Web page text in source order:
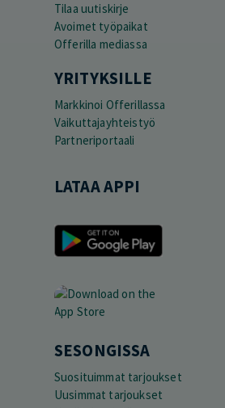
Tilaa uutiskirje
Avoimet työpaikat
Offerilla mediassa
YRITYKSILLE
Markkinoi Offerillassa
Vaikuttajayhteistyö
Partneriportaali
LATAA APPI
SESONGISSA
Suosituimmat tarjoukset
Uusimmat tarjoukset